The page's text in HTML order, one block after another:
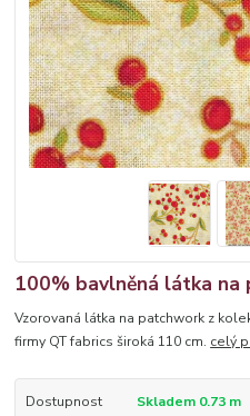
100% bavlněná látka na
Vzorovaná látka na patchwork z
firmy QT fabrics široká 110 cm. celý
Dostupnost Skladem 0.73 m